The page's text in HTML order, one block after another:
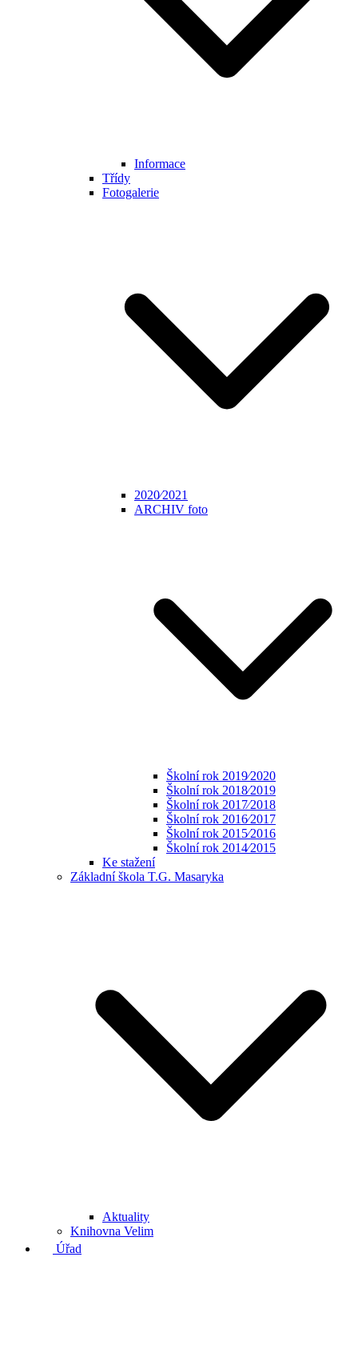
Informace
Třídy
Fotogalerie
2020⁄2021
ARCHIV foto
Školní rok 2019⁄2020
Školní rok 2018⁄2019
Školní rok 2017⁄2018
Školní rok 2016⁄2017
Školní rok 2015⁄2016
Školní rok 2014⁄2015
Ke stažení
Základní škola T.G. Masaryka
Aktuality
Knihovna Velim
Úřad